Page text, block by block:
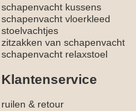
schapenvacht kussens
schapenvacht vloerkleed
stoelvachtjes
zitzakken van schapenvacht
schapenvacht relaxstoel
Klantenservice
ruilen & retour